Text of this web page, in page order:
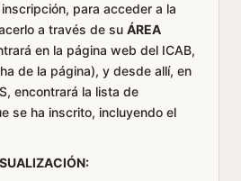
para acceder a la
a través de su ÁREA
en la página web del ICAB,
de la página), y desde allí, en
encontrará la lista de
se ha inscrito, incluyendo el